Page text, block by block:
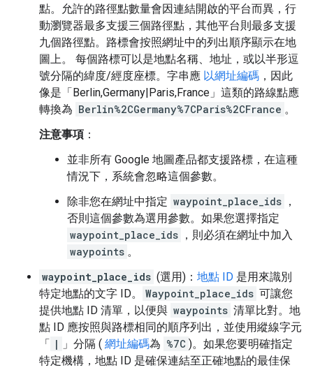
點。允許的路徑點數量會因連結開啟的平台而異，行
動瀏覽器最多支援三個路徑點，其他平台則最多支援
九個路徑點。路標會按照網址中的列出順序顯示在地
圖上。 每個路標可以是地點名稱、地址，或以半形逗
號分隔的緯度/經度座標。字串應 以網址編碼 ，因此
像是「Berlin,Germany|Paris,France」這類的路線點應
轉換為 Berlin%2CGermany%7CParis%2CFrance 。
注意事項 ：
並非所有 Google 地圖產品都支援路標，在這種
情況下，系統會忽略這個參數。
除非您在網址中指定 waypoint_place_ids ，
否則這個參數為選用參數。如果您選擇指定
waypoint_place_ids ，則必須在網址中加入
waypoints 。
waypoint_place_ids (選用)： 地點 ID 是用來識別
特定地點的文字 ID。
Waypoint_place_ids 可讓您
提供地點 ID 清單，以便與 waypoints 清單比對。地
點 ID 應按照與路標相同的順序列出，並使用縱線字元
「 | 」分隔 ( 網址編碼為 %7C )。如果您要明確指定
特定機構，地點 ID 是確保連結至正確地點的最佳保